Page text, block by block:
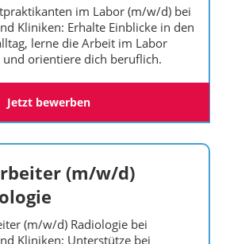
im Labor (m/w/d) bei
Kliniken: Erhalte Einblicke in den
lerne die Arbeit im Labor
und orientiere dich beruflich.
Jetzt bewerben
(m/w/d)
(m/w/d) Radiologie bei
Kliniken: Unterstütze bei